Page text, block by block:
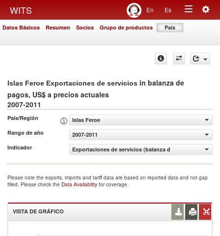
WITS En Es
Toggle
Datos Básicos Resumen Socios Grupo de productos País
Islas Feroe Exportaciones de servicios in balanza de
pagos, US$ a precios actuales
2007-2011
País/Región
Islas Feroe
Rango de año
2007-2011
Indicador
Exportaciones de servicios (balanza de pagos, US$ a
Please note the exports, imports and tariff data are based on reported data and not gap
filled. Please check the Data Availability for coverage.
VISTA DE GRÁFICO